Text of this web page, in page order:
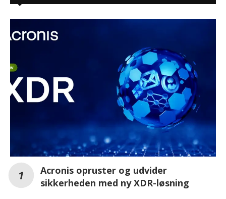
Acronis opruster og udvider
sikkerheden med ny XDR-løsning